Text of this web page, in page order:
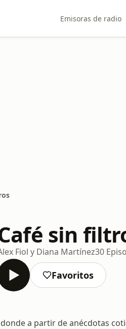
Emisoras de radio
sin
Fiol y Diana Martínez30
Favoritos
a partir de anécdotas